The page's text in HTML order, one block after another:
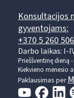
Konsultacijos
gyventojams:
+370 5 260
Darbo laikas: I-
Prieššventinę dieną
Kiekvieno mėnesio
Paklausimas per